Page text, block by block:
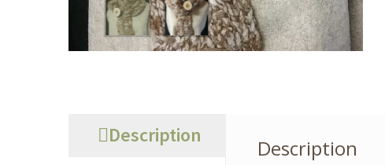
Description
Description